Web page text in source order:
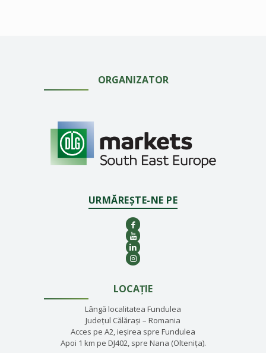
ORGANIZATOR
URMĂREȘTE-NE PE
LOCAȚIE
Lângă localitatea Fundulea
Județul Călărași – Romania
Acces pe A2, ieșirea spre Fundulea
Apoi 1 km pe DJ402, spre Nana (Oltenița).